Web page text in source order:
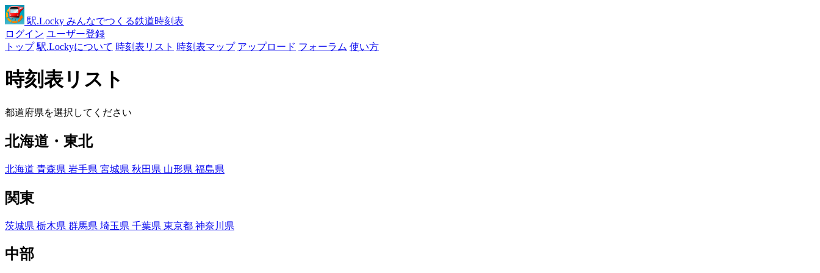
駅.Locky みんなでつくる鉄道時刻表
ログイン ユーザー登録
トップ 駅.Lockyについて 時刻表リスト 時刻表マップ アップロード フォーラム 使い方
時刻表リスト
都道府県を選択してください
北海道・東北
北海道 青森県 岩手県 宮城県 秋田県 山形県 福島県
関東
茨城県 栃木県 群馬県 埼玉県 千葉県 東京都 神奈川県
中部